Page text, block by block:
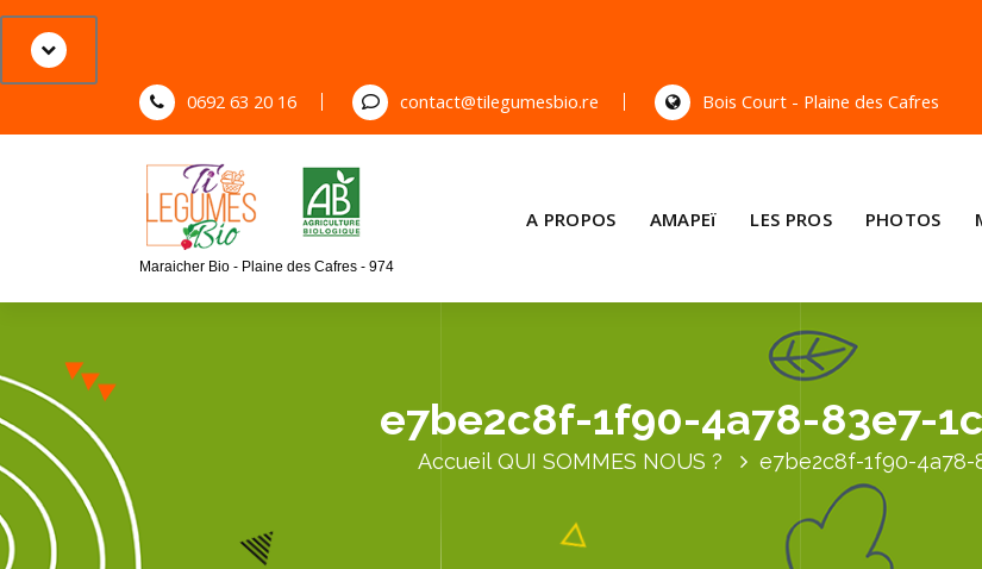
S
e
0692 63 20 16 contact@tilegumesbio.re Bois Court - Plaine des Cafres
Maraicher Bio - Plaine des Cafres - 974
A PROPOS AMAPEï LES PROS PHOTOS
e7be2c8f-1f90-4a78-83e7-
Accueil QUI SOMMES NOUS ? e7be2c8f-1f90-4a78-